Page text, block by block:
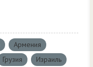
Армения
Грузия
Израиль